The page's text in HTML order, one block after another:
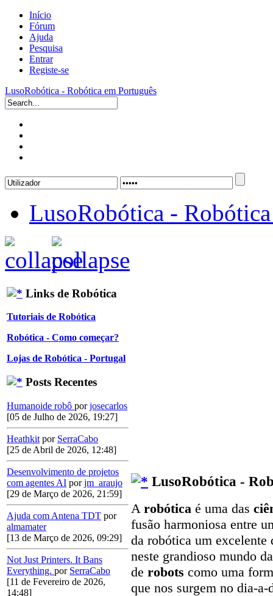
Início
Fórum
Ajuda
Pesquisa
Entrar
Registe-se
LusoRobótica - Robótica em Português
LusoRobótica -
Links de Robótica
Tutoriais de Robótica
Robótica - Como começar?
Lojas de Robótica - Portugal
Posts Recentes
Humanoide robô porjosecarlos
[05 de Julho de 2026, 19:27]
Heathkit por SerraCabo
[25 de Abril de 2026, 12:48]
Desenvolvimento de projetos
com agentes AI porjm_araujo
[29 de Março de 2026, 21:59]
Ajuda com Antena TDT por
almamater
[13 de Março de 2026, 09:29]
Not Just Printers. It Bans
Everything. por SerraCabo
[11 de Fevereiro de 2026,
14:48]
LusoRobótica -
A robótica é uma das
fusão harmoniosa entre
da robótica um
neste grandioso mundo
de robots como uma
que nos surgem no dia-a-